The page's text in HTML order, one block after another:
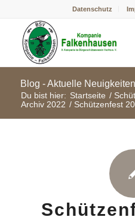
Datenschutz
Blog - Aktuelle Neuigkeiten
Du bist hier: Startseite /
Archiv 2022 / Schützenfest